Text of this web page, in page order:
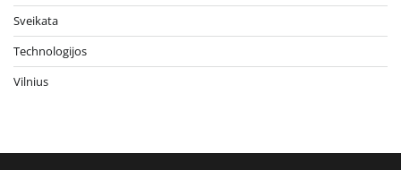
Sveikata
Technologijos
Vilnius